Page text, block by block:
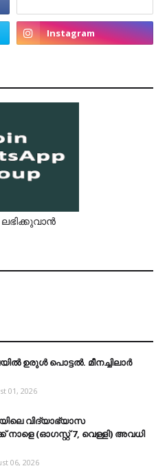
ലഭിക്കുവാൻ
ഉരുള്‍ പൊട്ടല്‍. മീനച്ചിലാര്‍
01, 2026
വിദ്യാഭ്യാസ
(ഓഗസ്റ്റ് 7, വെള്ളി) അവധി
06, 2026